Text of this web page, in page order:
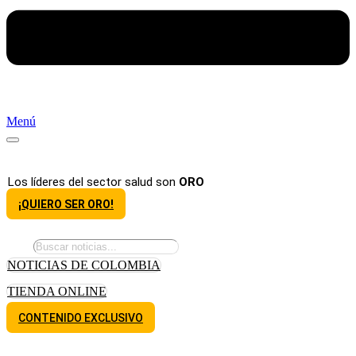
Menú
Los líderes del sector salud son ORO
¡QUIERO SER ORO!
NOTICIAS DE COLOMBIA
TIENDA ONLINE
CONTENIDO EXCLUSIVO